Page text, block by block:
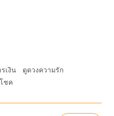
เงิน
ดูดวงความรัก
ชค